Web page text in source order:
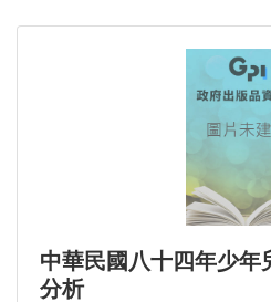
中華民國八十四年少年
分析